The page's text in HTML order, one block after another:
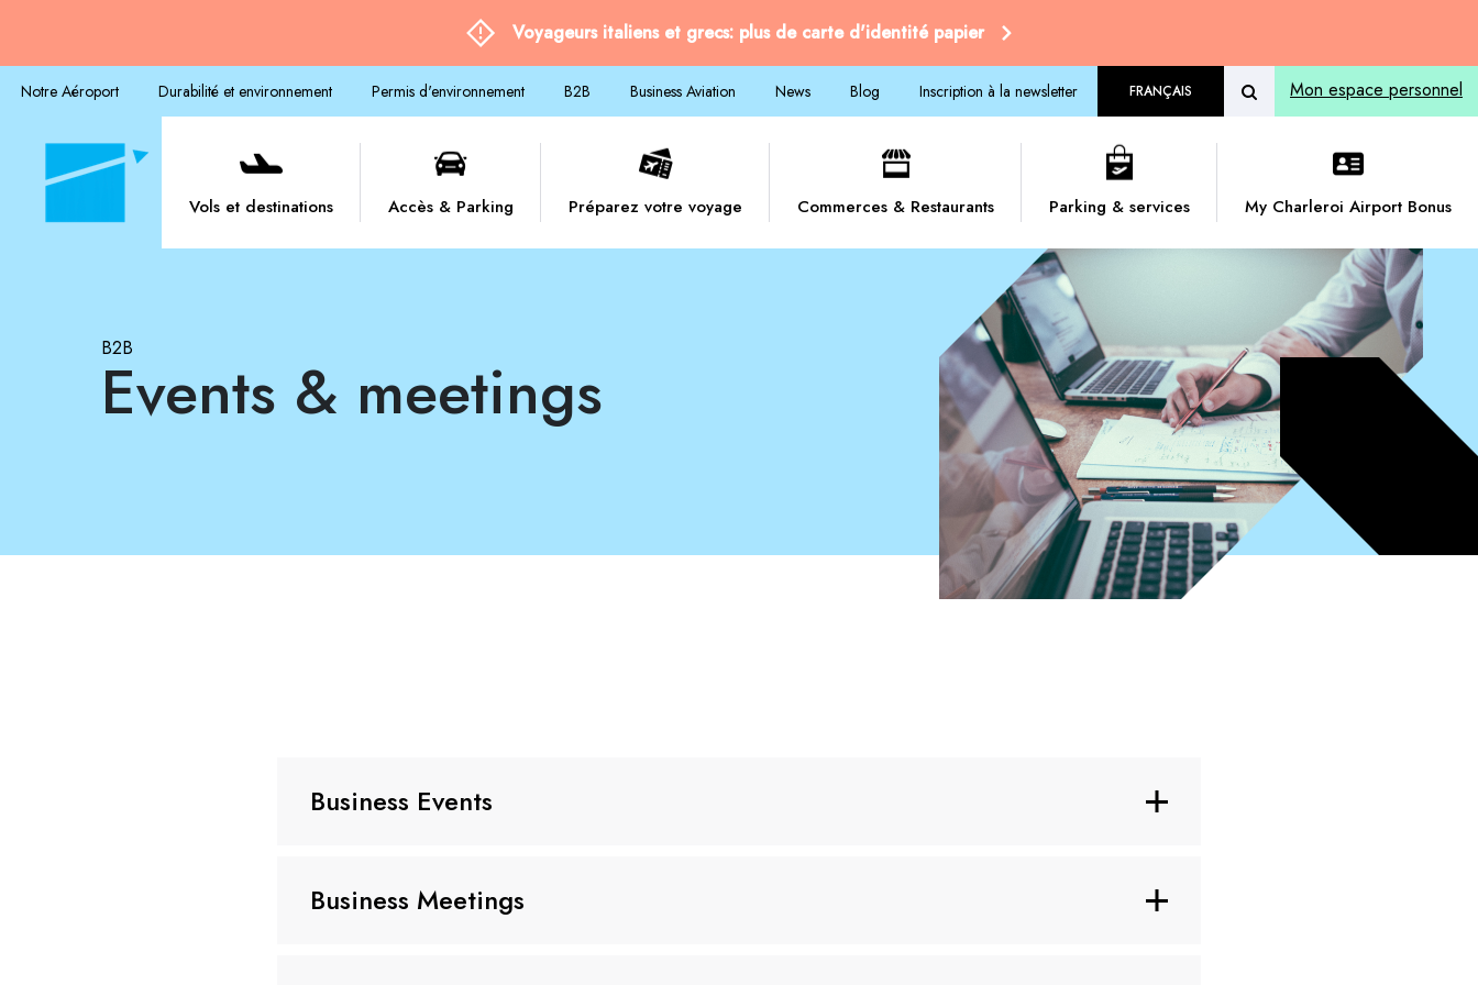
Voyageurs italiens et grecs: plus de carte d'identité papier
Notre Aéroport Durabilité et environnement Permis d'environnement B2B Business Aviation News Blog Inscription à la newsletter FRANÇAIS Mon espace personnel
Vols et destinations Accès & Parking Préparez votre voyage Commerces & Restaurants Parking & services My Charleroi Airport Bonus
B2BEvents & meetings
Business Events
Vous êtes à la recherche d’un environnement original pour vos événements ?
Business Meetings